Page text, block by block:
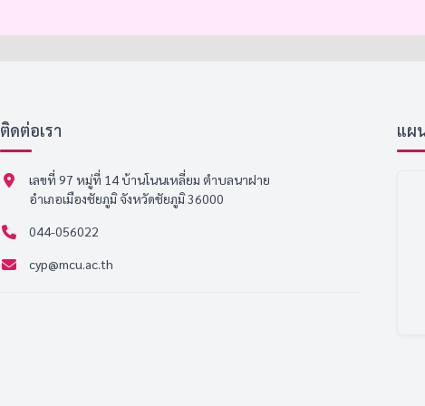
ติดต่อเรา
เลขที่ 97 หมู่ที่ 14 บ้านโนนเหลี่ยม ตำบลนาฝาย
อำเภอเมืองชัยภูมิ จังหวัดชัยภูมิ 36000
044-056022
cyp@mcu.ac.th
แผ